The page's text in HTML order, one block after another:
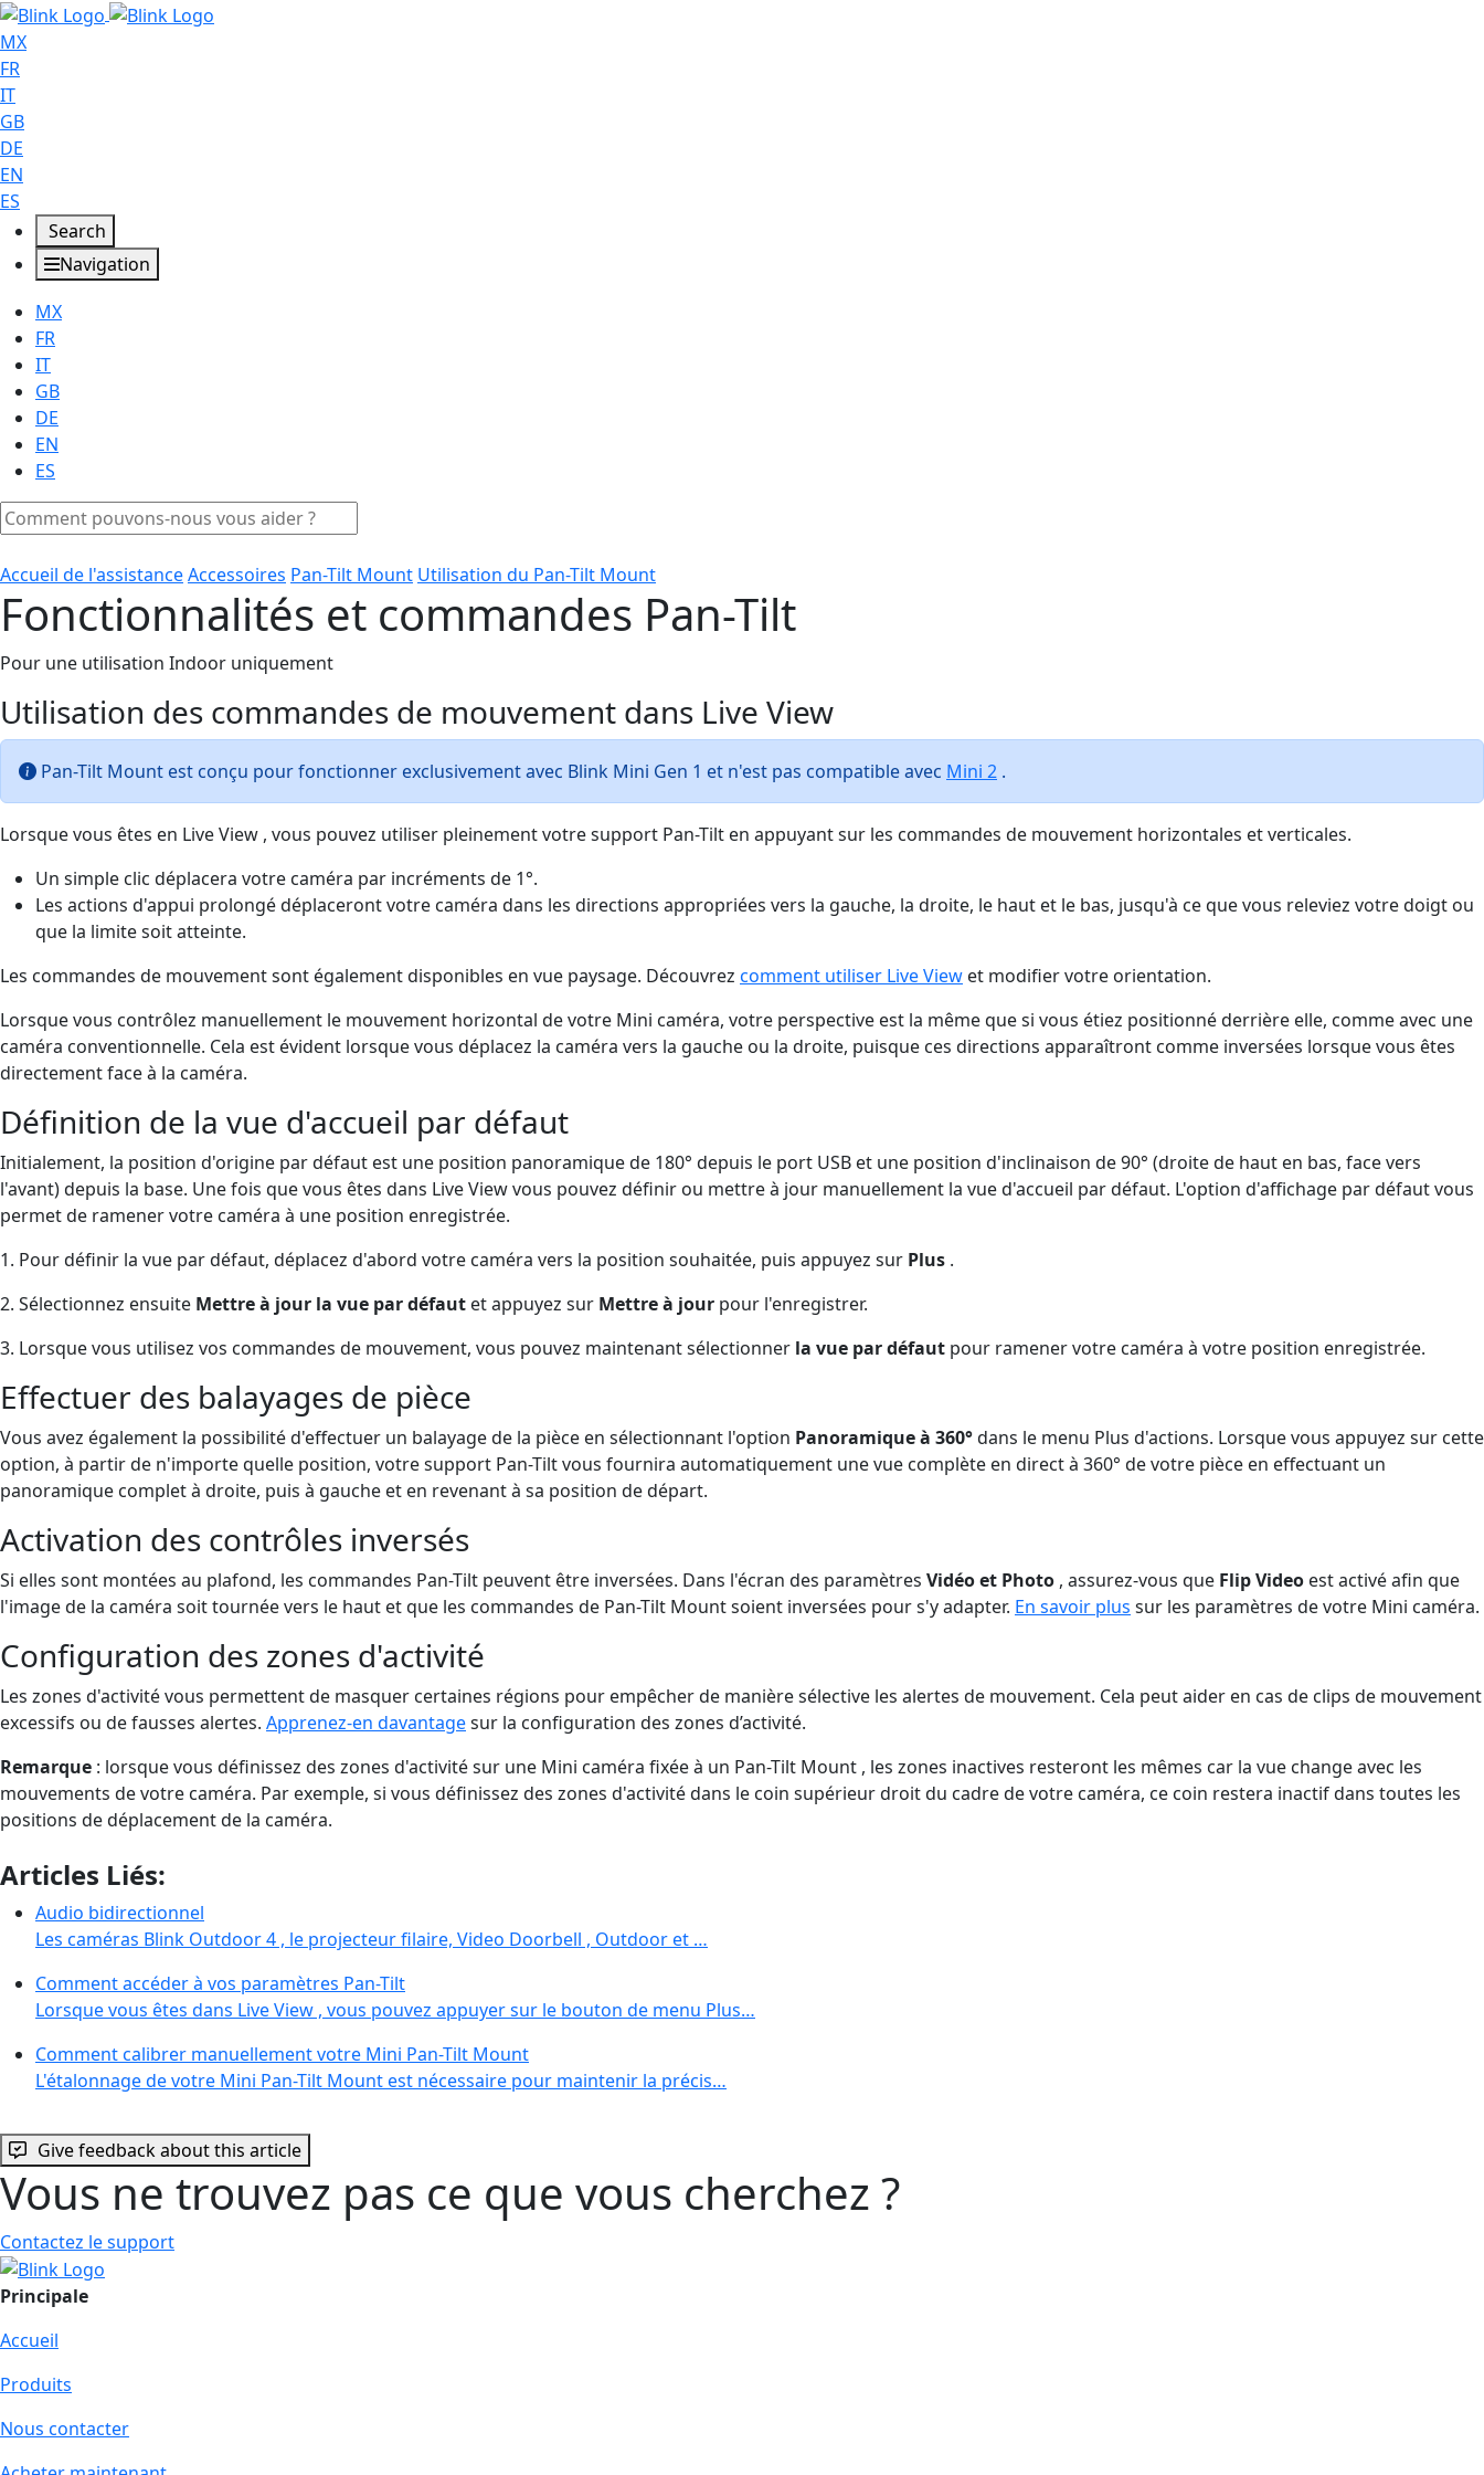
MX
FR
IT
GB
DE
EN
ES
Search
Navigation
MX
FR
IT
GB
DE
EN
ES
Accueil de l'assistanceAccessoires Pan-Tilt Mount Utilisation du Pan-Tilt Mount
Fonctionnalités et commandes Pan-Tilt
Pour une utilisation Indoor uniquement
Utilisation des commandes de mouvement dans Live View
Pan-Tilt Mount est conçu pour fonctionner exclusivement avec Blink Mini Gen 1 et n'est pas compatible avec Mini 2 .
Lorsque vous êtes en Live View , vous pouvez utiliser pleinement votre support Pan-Tilt en appuyant sur les commandes de mouvement horizontales et verticales.
Un simple clic déplacera votre caméra par incréments de 1°.
Les actions d'appui prolongé déplaceront votre caméra dans les directions appropriées vers la gauche, la droite, le haut et le bas, jusqu'à ce que vous releviez votre doigt ou
que la limite soit atteinte.
Les commandes de mouvement sont également disponibles en vue paysage. Découvrez comment utiliser Live View et modifier votre orientation.
Lorsque vous contrôlez manuellement le mouvement horizontal de votre Mini caméra, votre perspective est la même que si vous étiez positionné derrière elle, comme avec une
caméra conventionnelle. Cela est évident lorsque vous déplacez la caméra vers la gauche ou la droite, puisque ces directions apparaîtront comme inversées lorsque vous êtes
directement face à la caméra.
Définition de la vue d'accueil par défaut
Initialement, la position d'origine par défaut est une position panoramique de 180° depuis le port USB et une position d'inclinaison de 90° (droite de haut en bas, face vers
l'avant) depuis la base. Une fois que vous êtes dans Live View vous pouvez définir ou mettre à jour manuellement la vue d'accueil par défaut. L'option d'affichage par défaut vous
permet de ramener votre caméra à une position enregistrée.
1. Pour définir la vue par défaut, déplacez d'abord votre caméra vers la position souhaitée, puis appuyez sur Plus .
2. Sélectionnez ensuite Mettre à jour la vue par défaut et appuyez sur Mettre à jour pour l'enregistrer.
3. Lorsque vous utilisez vos commandes de mouvement, vous pouvez maintenant sélectionner la vue par défaut pour ramener votre caméra à votre position enregistrée.
Effectuer des balayages de pièce
Vous avez également la possibilité d'effectuer un balayage de la pièce en sélectionnant l'option Panoramique à 360°dans le menu Plus d'actions. Lorsque vous appuyez sur cette
option, à partir de n'importe quelle position, votre support Pan-Tilt vous fournira automatiquement une vue complète en direct à 360° de votre pièce en effectuant un
panoramique complet à droite, puis à gauche et en revenant à sa position de départ.
Activation des contrôles inversés
Si elles sont montées au plafond, les commandes Pan-Tilt peuvent être inversées. Dans l'écran des paramètres Vidéo et Photo , assurez-vous que Flip Video est activé afin que
l'image de la caméra soit tournée vers le haut et que les commandes de Pan-Tilt Mount soient inversées pour s'y adapter. En savoir plus sur les paramètres de votre Mini caméra.
Configuration des zones d'activité
Les zones d'activité vous permettent de masquer certaines régions pour empêcher de manière sélective les alertes de mouvement. Cela peut aider en cas de clips de mouvement
excessifs ou de fausses alertes. Apprenez-en davantagesur la configuration des zones d’activité.
Remarque : lorsque vous définissez des zones d'activité sur une Mini caméra fixée à un Pan-Tilt Mount , les zones inactives resteront les mêmes car la vue change avec les
mouvements de votre caméra. Par exemple, si vous définissez des zones d'activité dans le coin supérieur droit du cadre de votre caméra, ce coin restera inactif dans toutes les
positions de déplacement de la caméra.
Articles Liés:
Audio bidirectionnel
Les caméras Blink Outdoor 4 , le projecteur filaire, Video Doorbell , Outdoor et …
Comment accéder à vos paramètres Pan-Tilt
Lorsque vous êtes dans Live View , vous pouvez appuyer sur le bouton de menu Plus…
Comment calibrer manuellement votre Mini Pan-Tilt Mount
L'étalonnage de votre Mini Pan-Tilt Mount est nécessaire pour maintenir la précis…
Give feedback about this article
Vous ne trouvez pas ce que vous cherchez ?
Contactez le support
Principale
Accueil
Produits
Nous contacter